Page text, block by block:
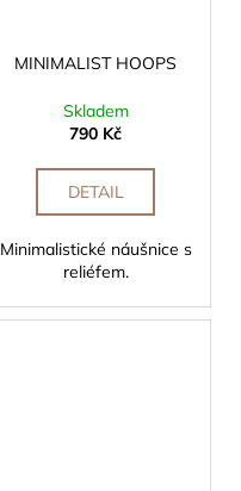
MINIMALIST HOOPS
Skladem
790 Kč
DETAIL
Minimalistické náušnice s
reliéfem.